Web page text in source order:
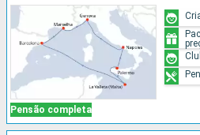
Pensão completa